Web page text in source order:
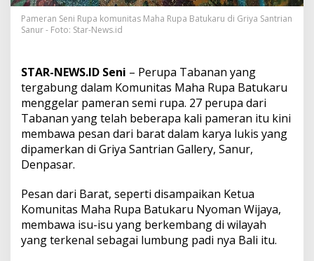
M
a
h
u
p
a
B
a
t
u
u
T
a
m
Pameran Seni Rupa komunitas Maha Rupa Batukaru di Griya Santrian
Sanur - Foto: Star-News.id
STAR-NEWS.ID Seni – Perupa Tabanan yang
tergabung dalam Komunitas Maha Rupa Batukaru
menggelar pameran semi rupa. 27 perupa dari
Tabanan yang telah beberapa kali pameran itu kini
membawa pesan dari barat dalam karya lukis yang
dipamerkan di Griya Santrian Gallery, Sanur,
Denpasar.
Pesan dari Barat, seperti disampaikan Ketua
Komunitas Maha Rupa Batukaru Nyoman Wijaya,
membawa isu-isu yang berkembang di wilayah
yang terkenal sebagai lumbung padi nya Bali itu.